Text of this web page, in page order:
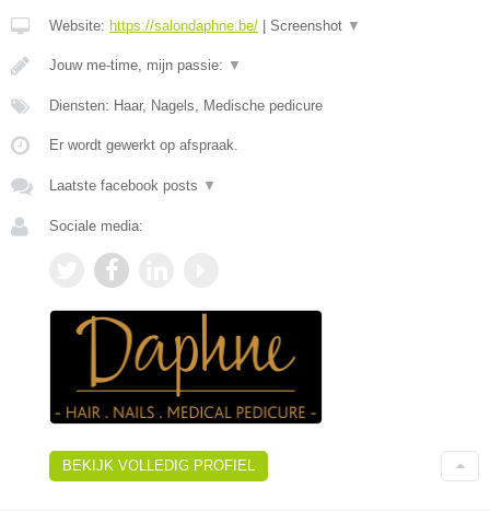
Website: https://salondaphne.be/ Screenshot ▼
Jouw me-time, mijn passie: ▼
Diensten: Haar, Nagels, Medische pedicure
Er wordt gewerkt op afspraak.
Laatste facebook posts ▼
Sociale media:
BEKIJK VOLLEDIG PROFIEL